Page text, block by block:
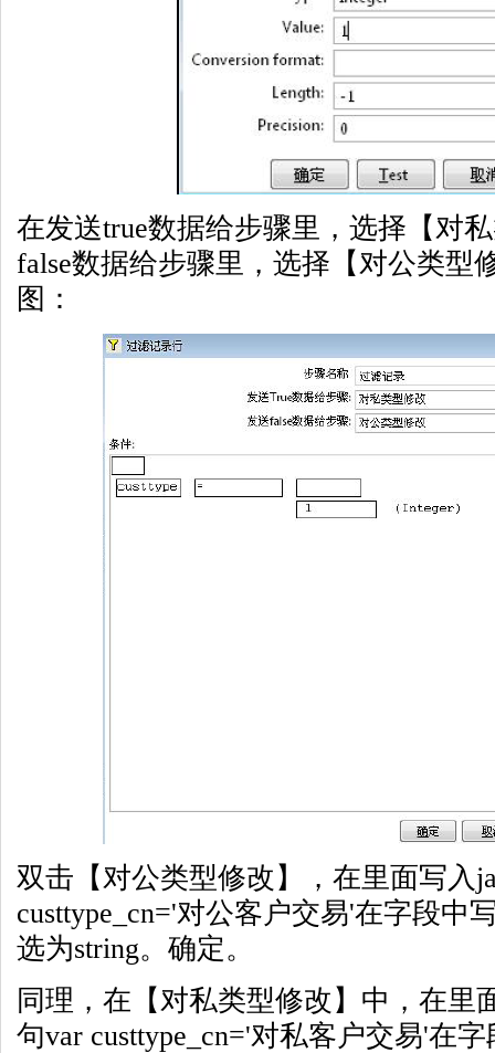
在发送true数据给步骤里，选择【对
false数据给步骤里，选择【对公类型
图：
双击【对公类型修改】，在里面写入
custtype_cn='对公客户交易'在字段中
选为string。确定。
同理，在【对私类型修改】中，在里
句var custtype_cn='对私客户交易'在